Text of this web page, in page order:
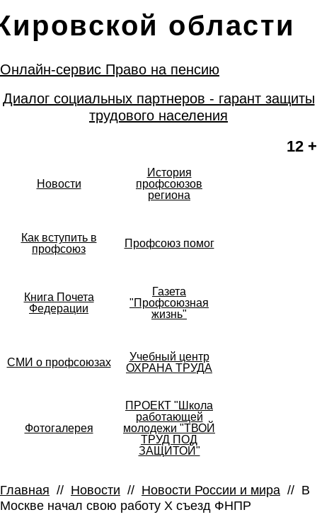
области
Онлайн-сервис Право на пенсию
Диалог социальных партнеров - гарант защиты
трудового населения
12 +
Новости
История
профсоюзов
региона
Как вступить в
профсоюз
Профсоюз помог
Книга Почета
Федерации
Газета
"Профсоюзная
жизнь"
СМИ о профсоюзах
Учебный центр
ОХРАНА ТРУДА
Фотогалерея
ПРОЕКТ "Школа
работающей
молодежи "ТВОЙ
ТРУД ПОД
ЗАЩИТОЙ"
Главная // Новости // Новости России и мира // В
Москве начал свою работу Х съезд ФНПР